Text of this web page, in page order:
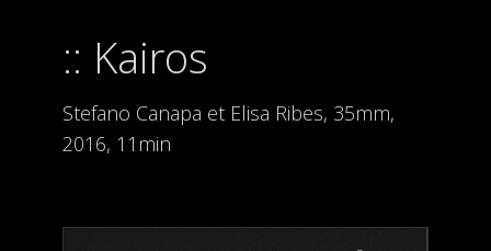
Kairos
Stefano Canapa et Elisa Ribes, 35mm,
2016, 11min